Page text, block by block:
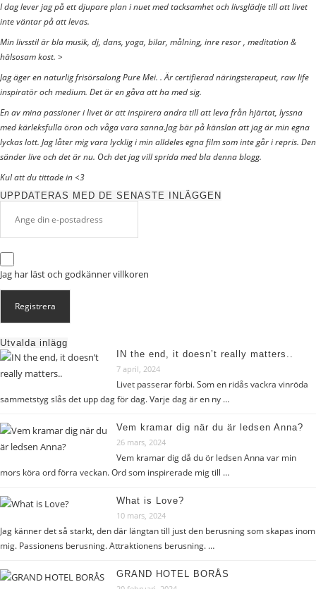
I dag lever jag på ett djupare plan i nuet med tacksamhet och livsglädje till att livet
inte väntar på att levas.
Min livsstil är bla musik, dj, dans, yoga, bilar, målning, inre resor , meditation &
hälsosam kost. >
Jag äger en naturlig frisörsalong Pure Mei. . Är certifierad näringsterapeut, raw life
inspiratör och medium. Det är en gåva att ha med sig.
En av mina passioner i livet är att inspirera andra till att leva från hjärtat, lyssna
med kärleksfulla öron och våga vara sanna.Jag bär på känslan att jag är min egna
lyckas lott. Jag låter mig vara lycklig i min alldeles egna film som inte går i repris. Den
sänder live och det är nu. Och det jag vill sprida med bla denna blogg.
Kul att du tittade in <3
UPPDATERAS MED DE SENASTE INLÄGGEN
Jag har läst och godkännervillkoren
Utvalda inlägg
IN the end, it doesn’t really matters..
7 april, 2024
Livet passerar förbi. Som en ridås vackra vinröda
sammetstyg slås det upp dag för dag. Varje dag är en ny …
Vem kramar dig när du är ledsen Anna?
26 mars, 2024
Vem kramar dig då du ör ledsen Anna var min
mors köra ord förra veckan. Ord som inspirerade mig till …
What is Love?
10 mars, 2024
Jag känner det så starkt, den där längtan till just den berusning som skapas inom
mig. Passionens berusning. Attraktionens berusning. …
GRAND HOTEL BORÅS